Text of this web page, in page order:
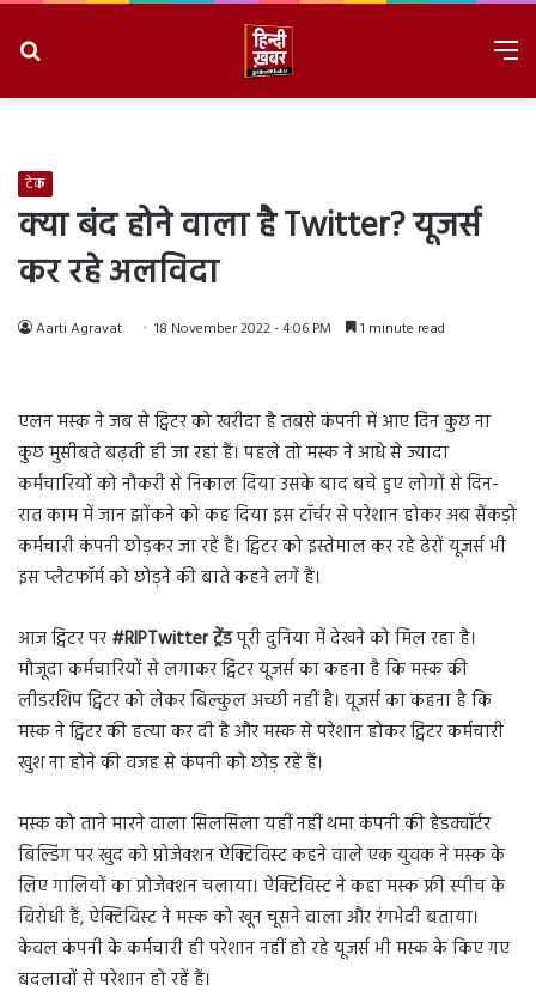
टेक
क्या बंद होने वाला है Twitter? यूजर्स
कर रहे अलविदा
Aarti Agravat 18 November 2022 - 4:06 PM 1 minute read
एलन मस्क ने जब से ट्विटर को खरीदा है तबसे कंपनी में आए दिन कुछ ना
कुछ मुसीबते बढ़ती ही जा रहां हैं। पहले तो मस्क ने आधे से ज्यादा
कर्मचारियों को नौकरी से निकाल दिया उसके बाद बचे हुए लोगों से दिन-
रात काम में जान झोंकने को कह दिया इस टॉर्चर से परेशान होकर अब सैंकड़ो
कर्मचारी कंपनी छोड़कर जा रहें हैं। ट्विटर को इस्तेमाल कर रहे ढेरों यूजर्स भी
इस प्लैटफॉर्म को छोड़ने की बाते कहने लगें हैं।
आज ट्विटर पर #RIPTwitter ट्रेंडपूरी दुनिया में देखने को मिल रहा है।
मौजूदा कर्मचारियों से लगाकर ट्विटर यूजर्स का कहना है कि मस्क की
लीडरशिप ट्विटर को लेकर बिल्कुल अच्छी नहीं है। यूजर्स का कहना है कि
मस्क ने ट्विटर की हत्या कर दी है और मस्क से परेशान होकर ट्विटर कर्मचारी
खुश ना होने की वजह से कंपनी को छोड़ रहें हैं।
मस्क को ताने मारने वाला सिलसिला यहीं नहीं थमा कंपनी की हेडक्वॉर्टर
बिल्डिंग पर खुद को प्रोजेक्शन ऐक्टिविस्ट कहने वाले एक युवक ने मस्क के
लिए गालियों का प्रोजेक्शन चलाया। ऐक्टिविस्ट ने कहा मस्क फ्री स्पीच के
विरोधी हैं, ऐक्टिविस्ट ने मस्क को खून चूसने वाला और रंगभेदी बताया।
केवल कंपनी के कर्मचारी ही परेशान नहीं हो रहे यूजर्स भी मस्क के किए गए
बदलावों से परेशान हो रहें हैं।